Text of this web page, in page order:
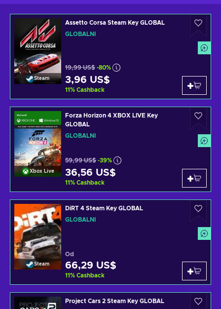
Steam
Assetto Corsa Steam Key GLOBAL
GLOBÁLNÍ
19,99 US$ -80%
3,96 US$
11% Cashback
Xbox Live
Forza Horizon 4 XBOX LIVE Key
GLOBAL
GLOBÁLNÍ
59,99 US$ -39%
36,56 US$
11% Cashback
Steam
DiRT 4 Steam Key GLOBAL
GLOBÁLNÍ
Od
66,29 US$
11% Cashback
Project Cars 2 Steam Key GLOBAL